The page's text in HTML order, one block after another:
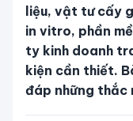
liệu, vật tư cấy
in vitro, phần
ty kinh doanh
kiện cần thiết.
đáp những thắc